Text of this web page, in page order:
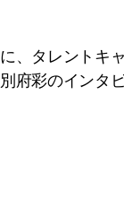
、タレントキャ
府彩のインタ